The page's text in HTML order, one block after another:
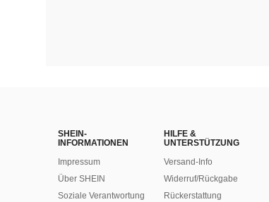
SHEIN-
INFORMATIONEN
Impressum
Über SHEIN
Soziale Verantwortung
HILFE &
UNTERSTÜTZUNG
Versand-Info
Widerruf/Rückgabe
Rückerstattung